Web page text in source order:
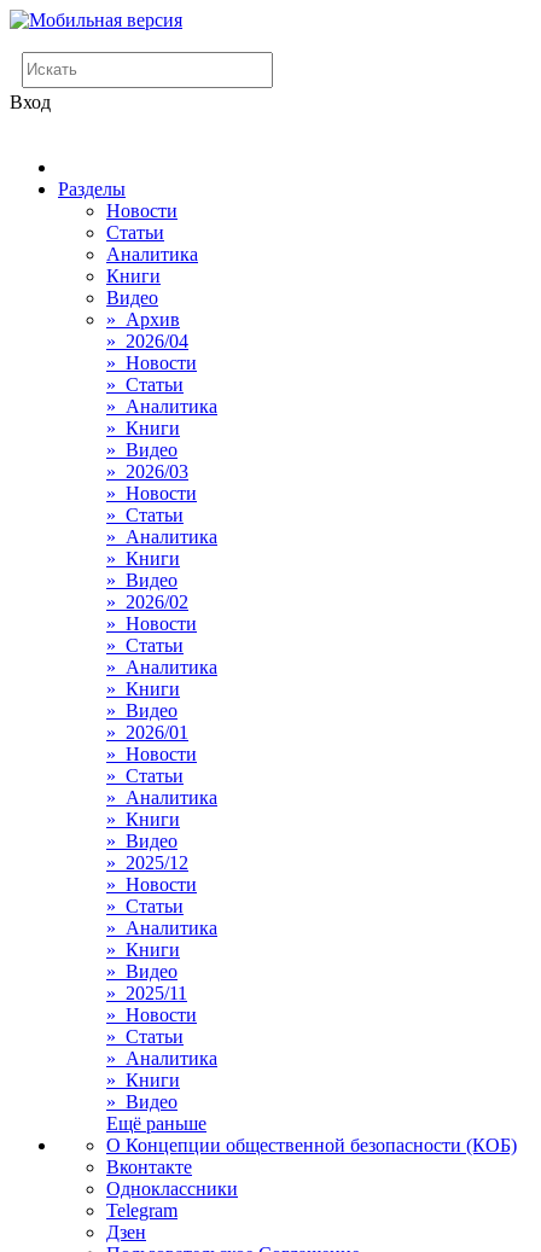
Вход
Разделы
Новости
Статьи
Аналитика
Книги
Видео
» Архив
» 2026/04
» Новости
» Статьи
» Аналитика
» Книги
» Видео
» 2026/03
» Новости
» Статьи
» Аналитика
» Книги
» Видео
» 2026/02
» Новости
» Статьи
» Аналитика
» Книги
» Видео
» 2026/01
» Новости
» Статьи
» Аналитика
» Книги
» Видео
» 2025/12
» Новости
» Статьи
» Аналитика
» Книги
» Видео
» 2025/11
» Новости
» Статьи
» Аналитика
» Книги
» Видео
Ещё раньше
О Концепции общественной безопасности (КОБ)
Вконтакте
Одноклассники
Telegram
Дзен